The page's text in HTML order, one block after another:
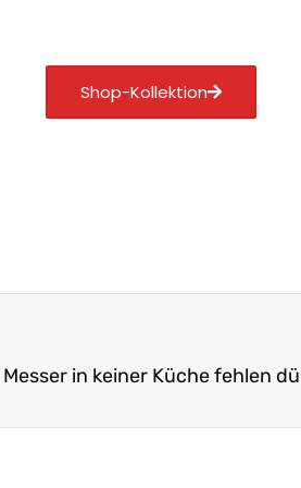
Shop-Kollektion
in keiner Küche fehlen